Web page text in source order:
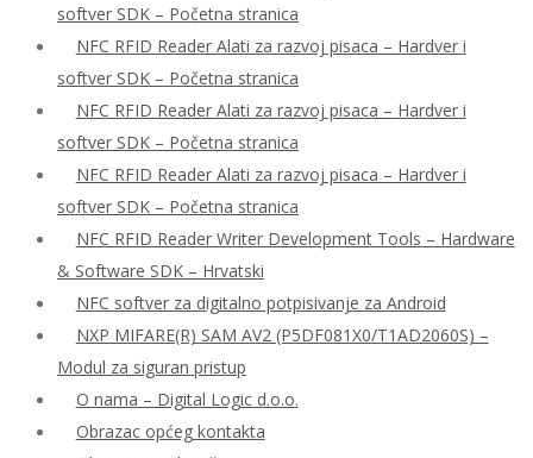
softver SDK – Početna stranica
NFC RFID Reader Alati za razvoj pisaca – Hardver i
softver SDK – Početna stranica
NFC RFID Reader Alati za razvoj pisaca – Hardver i
softver SDK – Početna stranica
NFC RFID Reader Alati za razvoj pisaca – Hardver i
softver SDK – Početna stranica
NFC RFID Reader Writer Development Tools – Hardware
& Software SDK – Hrvatski
NFC softver za digitalno potpisivanje za Android
NXP MIFARE(R) SAM AV2 (P5DF081X0/T1AD2060S) –
Modul za siguran pristup
O nama – Digital Logic d.o.o.
Obrazac općeg kontakta